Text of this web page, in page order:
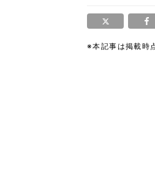
※本記事は掲載時